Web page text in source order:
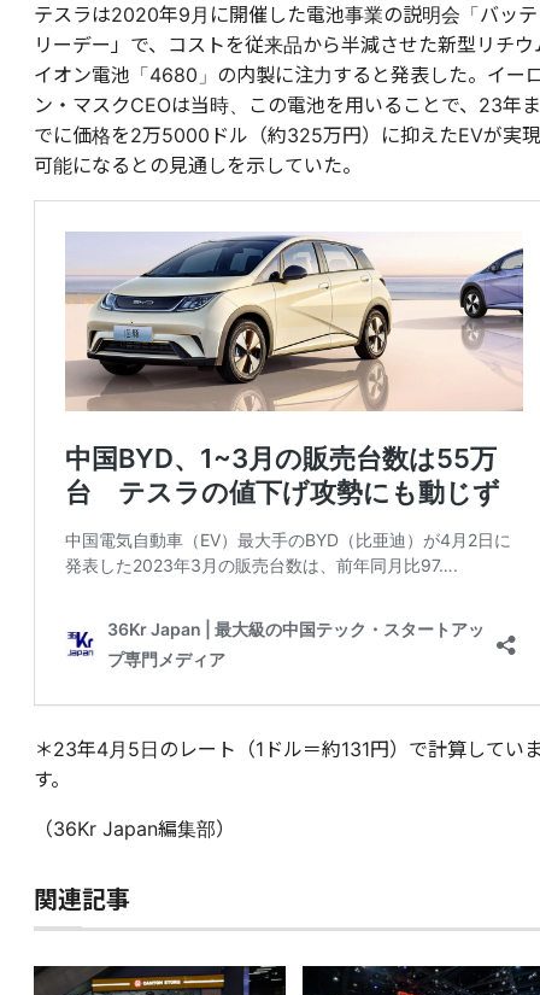
テスラは2020年9月に開催した電池事業の説明会「バッテ
リーデー」で、コストを従来品から半減させた新型リチウ
イオン電池「4680」の内製に注力すると発表した。イー
ン・マスクCEOは当時、この電池を用いることで、23年ま
でに価格を2万5000ドル（約325万円）に抑えたEVが実現
可能になるとの見通しを示していた。
＊23年4月5日のレート（1ドル＝約131円）で計算してい
す。
（36Kr Japan編集部）
関連記事